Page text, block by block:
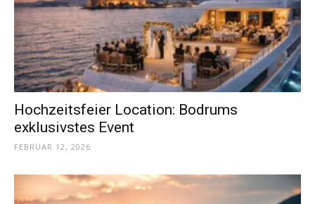
Hochzeitsfeier Location: Bodrums
exklusivstes Event
FEBRUAR 12, 2026